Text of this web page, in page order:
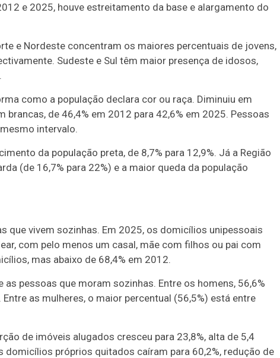
e 2025, houve estreitamento da base e alargamento do
e Nordeste concentram os maiores percentuais de jovens,
Sudeste e Sul têm maior presença de idosos,
como a população declara cor ou raça. Diminuiu em
de 46,4% em 2012 para 42,6% em 2025. Pessoas
intervalo.
da população preta, de 8,7% para 12,9%. Já a Região
(de 16,7% para 22%) e a maior queda da população
que vivem sozinhas. Em 2025, os domicílios unipessoais
com pelo menos um casal, mãe com filhos ou pai com
mas abaixo de 68,4% em 2012.
pessoas que moram sozinhas. Entre os homens, 56,6%
as mulheres, o maior percentual (56,5%) está entre
de imóveis alugados cresceu para 23,8%, alta de 5,4
próprios quitados caíram para 60,2%, redução de